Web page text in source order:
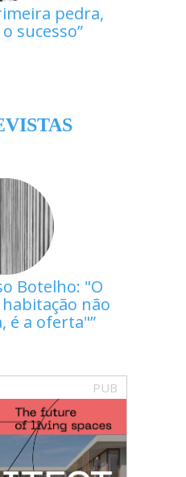
pedra,
sucesso
Botelho: "O
não
é a oferta"
PUB